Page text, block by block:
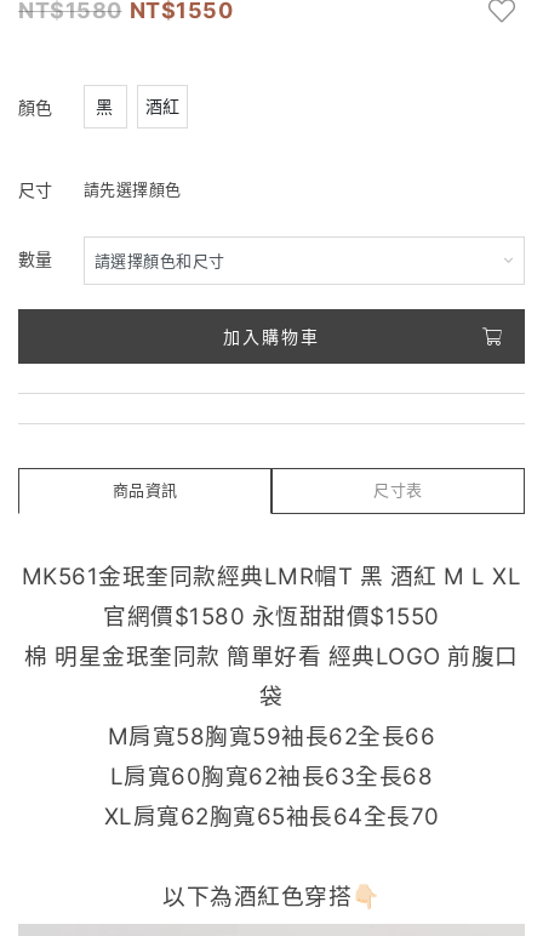
1580
1550
顏色 黑 酒紅
尺寸 請先選擇顏色
數量
加入購物車
商品資訊 尺寸表
MK561金珉奎同款經典LMR帽T 黑 酒紅 M L XL
官網價$1580 永恆甜甜價$1550
棉 明星金珉奎同款 簡單好看 經典LOGO 前腹口
袋
M肩寬58胸寬59袖長62全長66
L肩寬60胸寬62袖長63全長68
XL肩寬62胸寬65袖長64全長70
以下為酒紅色穿搭👇🏻